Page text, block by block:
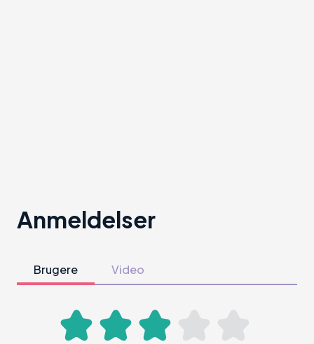
Anmeldelser
Brugere Video